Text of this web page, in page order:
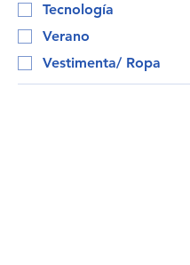
Tecnología
Verano
Vestimenta/ Ropa